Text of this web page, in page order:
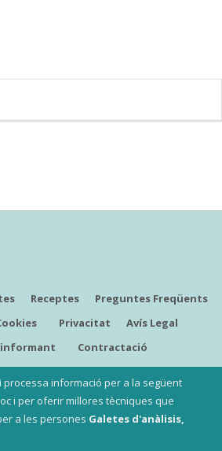
Receptes
Preguntes Freqüents
Privacitat
Avís Legal
Contractació
© Garoina, la botiga del peix
processa informació per a la següent
i per oferir millores tècniques que
a les persones Galetes d'anàlisis,